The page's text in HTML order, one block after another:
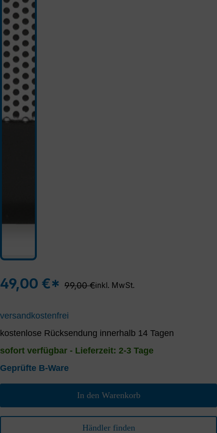
49,00 €* Regulärer Preis:
99,00 €inkl. MwSt.
versandkostenfrei
kostenlose Rücksendung innerhalb 14 Tagen
sofort verfügbar - Lieferzeit: 2-3 Tage
Geprüfte B-Ware
In den Warenkorb
Händler finden